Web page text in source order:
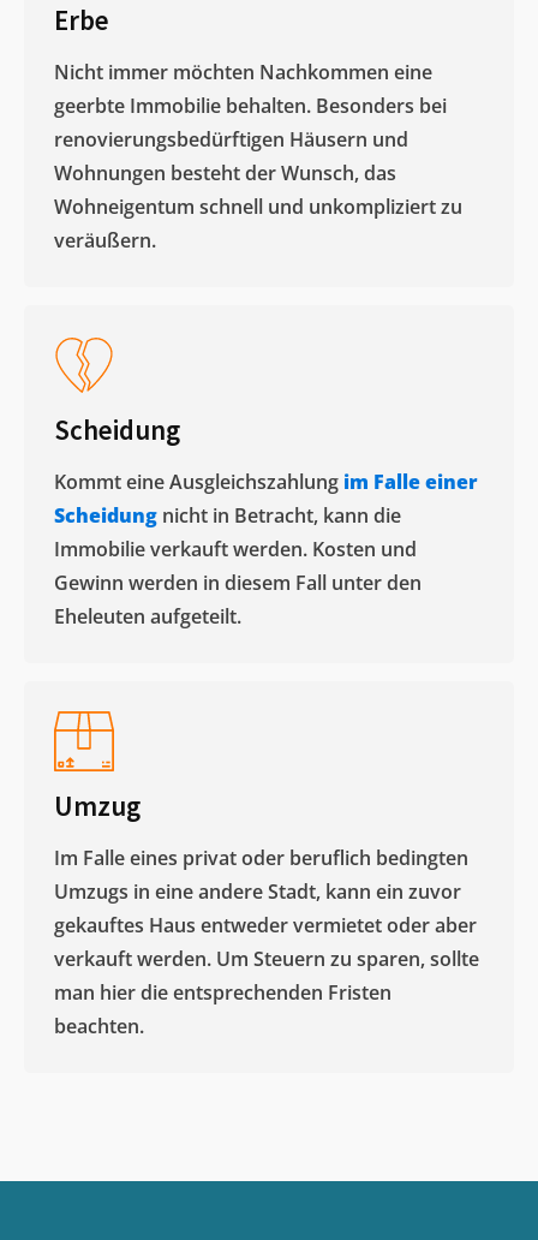
Erbe
Nicht immer möchten Nachkommen eine
geerbte Immobilie behalten. Besonders bei
renovierungsbedürftigen Häusern und
Wohnungen besteht der Wunsch, das
Wohneigentum schnell und unkompliziert zu
veräußern. ​
Scheidung
Kommt eine Ausgleichszahlung im Falle einer
Scheidung nicht in Betracht, kann die
Immobilie verkauft werden. Kosten und
Gewinn werden in diesem Fall unter den
Eheleuten aufgeteilt.​
Umzug
Im Falle eines privat oder beruflich bedingten
Umzugs in eine andere Stadt, kann ein zuvor
gekauftes Haus entweder vermietet oder aber
verkauft werden. Um Steuern zu sparen, sollte
man hier die entsprechenden Fristen
beachten.